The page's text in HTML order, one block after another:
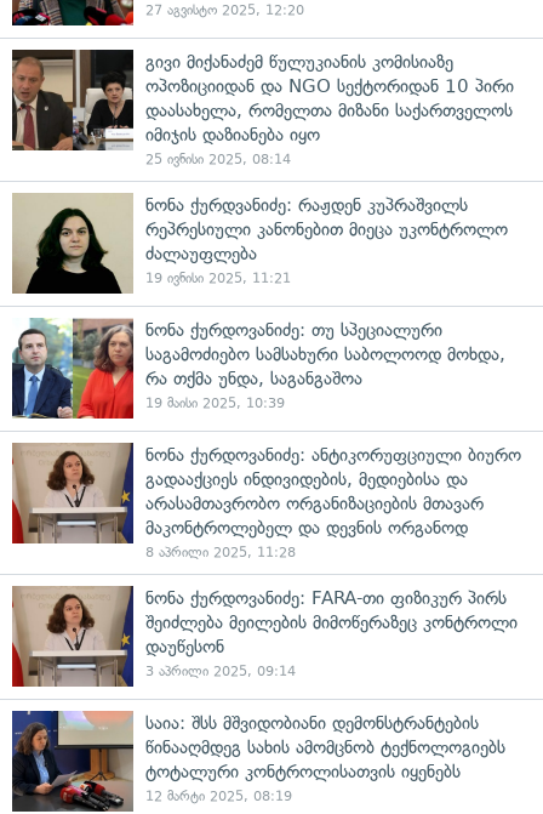
27 აგვისტო 2025, 12:20
გივი მიქანაძემ წულუკიანის კომისიაზე
ოპოზიციიდან და NGO სექტორიდან 10 პირი
დაასახელა, რომელთა მიზანი საქართველოს
იმიჯის დაზიანება იყო
25 ივნისი 2025, 08:14
ნონა ქურდვანიძე: რაჟდენ კუპრაშვილს
რეპრესიული კანონებით მიეცა უკონტროლო
ძალაუფლება
19 ივნისი 2025, 11:21
ნონა ქურდოვანიძე: თუ სპეციალური
საგამოძიებო სამსახური საბოლოოდ მოხდა,
რა თქმა უნდა, საგანგაშოა
19 მაისი 2025, 10:39
ნონა ქურდოვანიძე: ანტიკორუფციული ბიურო
გადააქციეს ინდივიდების, მედიებისა და
არასამთავრობო ორგანიზაციების მთავარ
მაკონტროლებელ და დევნის ორგანოდ
8 აპრილი 2025, 11:28
ნონა ქურდოვანიძე: FARA-თი ფიზიკურ პირს
შეიძლება მეილების მიმოწერაზეც კონტროლი
დაუწესონ
3 აპრილი 2025, 09:14
საია: შსს მშვიდობიანი დემონსტრანტების
წინააღმდეგ სახის ამომცნობ ტექნოლოგიებს
ტოტალური კონტროლისათვის იყენებს
12 მარტი 2025, 08:19